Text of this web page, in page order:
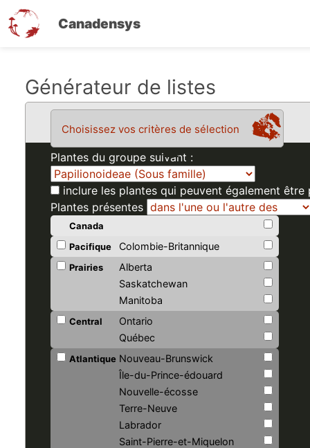
Canadensys
Générateur de listes
Choisissez vos critères de sélection
Plantes du groupe suivant :
inclure les plantes qui peuvent également
Plantes présentes
Canada
Pacifique
Colombie-Britannique
Prairies
Alberta
Saskatchewan
Manitoba
Central
Ontario
Québec
Atlantique Nouveau-Brunswick
Île-du-Prince-édouard
Nouvelle-écosse
Terre-Neuve
Labrador
Saint-Pierre-et-Miquelon